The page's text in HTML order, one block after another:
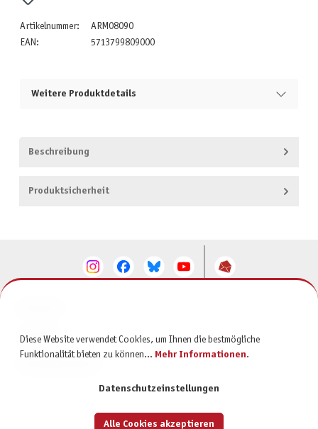
Artikelnummer:
ARM08090
EAN:
5713799809000
Weitere Produktdetails
Beschreibung
Produktsicherheit
SERVICE
Diese Website verwendet Cookies, um Ihnen die bestmögliche
Funktionalität bieten zu können... Mehr Informationen.
Datenschutzeinstellungen
Alle Cookies akzeptieren